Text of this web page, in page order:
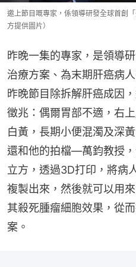
邀上節目嘅專家，係領導研發全球首創
方提供圖片）
昨晚一集的專家，是領導
治療方案、為末期肝癌病
昨晚節目除拆解肝癌成因
徵兆：偶爾胃部不適，右
白黃，長期小便混濁及深
還和他的拍檔—萬鈞教授
立方，透過3D打印，將病
複製出來，然後就可以用
其殺死腫瘤細胞效果，從
案。